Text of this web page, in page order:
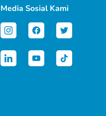
Media Sosial Kami